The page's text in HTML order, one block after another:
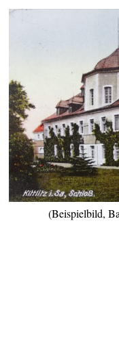
(Beispielbild,